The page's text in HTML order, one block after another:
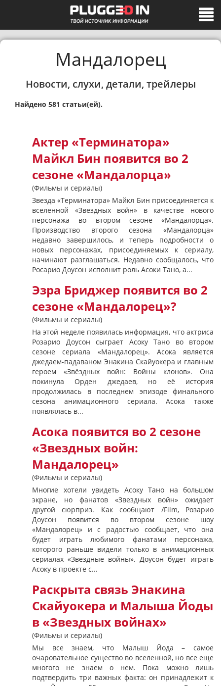
Мандалорец
Новости, слухи, детали, трейлеры
Найдено 581 статьи(ей).
Актер «Терминатора»
Майкл Бин появится во 2
сезоне «Мандалорца»
(Фильмы и сериалы)
Звезда «Терминатора» Майкл Бин присоединяется к
вселенной «Звездных войн» в качестве нового
персонажа во втором сезоне «Мандалорца».
Производство второго сезона «Мандалорца»
недавно завершилось, и теперь подробности о
новых персонажах, присоединяемых к сериалу,
начинают разглашаться. Недавно сообщалось, что
Росарио Доусон исполнит роль Асоки Тано, а...
Эзра Бриджер появится во 2
сезоне «Мандалорец»?
(Фильмы и сериалы)
На этой неделе появилась информация, что актриса
Розарио Доусон сыграет Асоку Тано во втором
сезоне сериала «Мандалорец». Асока является
джедаем-падаваном Энакина Скайуокера и главным
героем «Звёздных войн: Войны клонов». Она
покинула Орден джедаев, но её история
продолжилась в последнем эпизоде финального
сезона анимационного сериала. Асока также
появлялась в...
Асока появится во 2 сезоне
«Звездных войн:
Мандалорец»
(Фильмы и сериалы)
Многие хотели увидеть Асоку Тано на большом
экране, но фанатов «Звездных войн» ожидает
другой сюрприз. Как сообщают /Film, Розарио
Доусон появится во втором сезоне шоу
«Мандалорец» и с радостью сообщает, что она
будет играть любимого фанатами персонажа,
которого раньше видели только в анимационных
сериалах «Звездные войны». Доусон будет играть
Асоку в проекте с...
Раскрыта связь Энакина
Скайуокера и Малыша Йоды
в «Звездных войнах»
(Фильмы и сериалы)
Мы все знаем, что Малыш Йода – самое
очаровательное существо во вселенной, но все еще
многого не знаем о нем. Пока можно лишь
подтвердить три важных факта: он принадлежит к